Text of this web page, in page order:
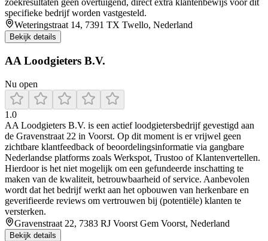
zoekresultaten geen overtuigend, direct extra klantenbewijs voor dit
specifieke bedrijf worden vastgesteld.
Weteringstraat 14, 7391 TX Twello, Nederland
Bekijk details
AA Loodgieters B.V.
Nu open
1.0
AA Loodgieters B.V. is een actief loodgietersbedrijf gevestigd aan
de Gravenstraat 22 in Voorst. Op dit moment is er vrijwel geen
zichtbare klantfeedback of beoordelingsinformatie via gangbare
Nederlandse platforms zoals Werkspot, Trustoo of Klantenvertellen.
Hierdoor is het niet mogelijk om een gefundeerde inschatting te
maken van de kwaliteit, betrouwbaarheid of service. Aanbevolen
wordt dat het bedrijf werkt aan het opbouwen van herkenbare en
geverifieerde reviews om vertrouwen bij (potentiële) klanten te
versterken.
Gravenstraat 22, 7383 RJ Voorst Gem Voorst, Nederland
Bekijk details